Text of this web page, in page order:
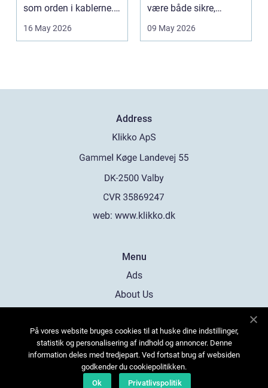
som orden i kablerne.
16 May 2026
være både sikre,
09 May 2026
Address
web: www.klikko.dk
Menu
Ads
About Us
Contact
Sitemap
På vores website bruges cookies til at huske dine indstillinger,
statistik og personalisering af indhold og annoncer. Denne
information deles med tredjepart. Ved fortsat brug af websiden
godkender du cookiepolitikken.
Ok
Privatlivspolitik